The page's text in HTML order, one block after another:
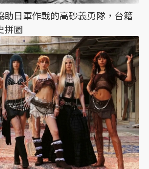
助日軍作戰的高砂義勇隊，台籍
拼圖